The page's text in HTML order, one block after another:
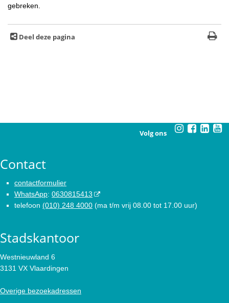
gebreken.
Deel deze pagina
Volg ons
Contact
contactformulier
WhatsApp: 0630815413
telefoon (010) 248 4000 (ma t/m vrij 08.00 tot 17.00 uur)
Stadskantoor
Westnieuwland 6
3131 VX Vlaardingen
Overige bezoekadressen